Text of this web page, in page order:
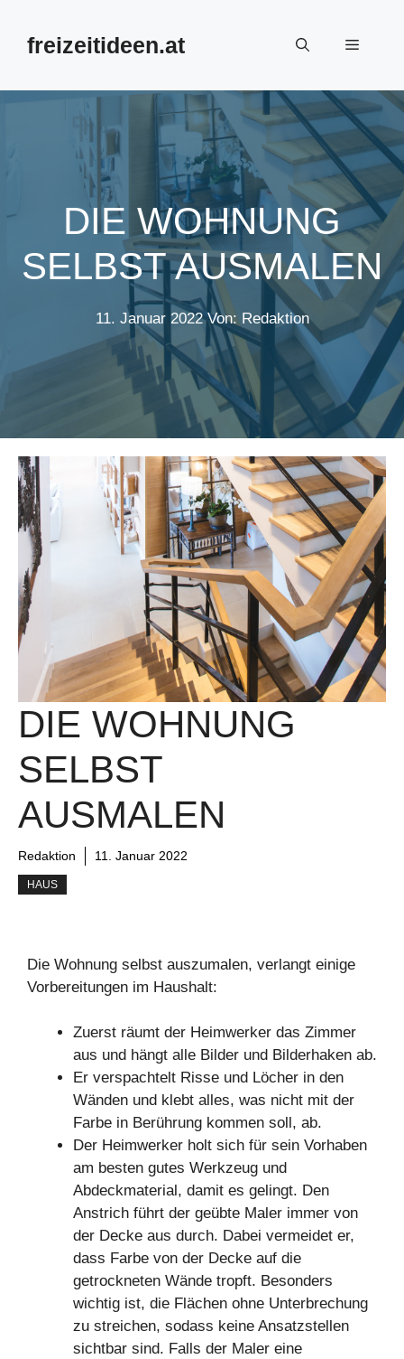
Inhalt
springenfreizeitideen.at Menü
DIE WOHNUNG
SELBST AUSMALEN
11. Januar 2022 Von: Redaktion
DIE WOHNUNG
SELBST
AUSMALEN
Redaktion 11. Januar 2022
HAUS
Die Wohnung selbst auszumalen, verlangt einige
Vorbereitungen im Haushalt:
Zuerst räumt der Heimwerker das Zimmer
aus und hängt alle Bilder und Bilderhaken ab.
Er verspachtelt Risse und Löcher in den
Wänden und klebt alles, was nicht mit der
Farbe in Berührung kommen soll, ab.
Der Heimwerker holt sich für sein Vorhaben
am besten gutes Werkzeug und
Abdeckmaterial, damit es gelingt. Den
Anstrich führt der geübte Maler immer von
der Decke aus durch. Dabei vermeidet er,
dass Farbe von der Decke auf die
getrockneten Wände tropft. Besonders
wichtig ist, die Flächen ohne Unterbrechung
zu streichen, sodass keine Ansatzstellen
sichtbar sind. Falls der Maler eine